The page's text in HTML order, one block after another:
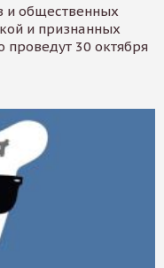
и общественных
и признанных
проведут 30 октября